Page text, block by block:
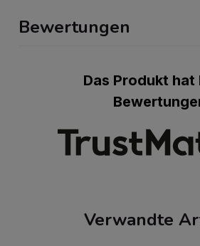
Bewertungen
Das Produkt hat
Verwandte